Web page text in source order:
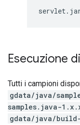
Esecuzione
Tutti i campioni
gdata/java/
samples.java-
gdata/java/